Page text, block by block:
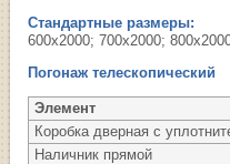
Стандартные размеры:
600х2000; 700х2000;
Погонаж телескопический
Элемент
Коробка дверная с
Наличник прямой